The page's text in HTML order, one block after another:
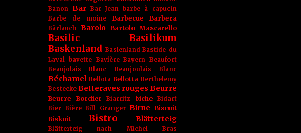
Banon Bar Bar Jean
barbe à capucin
Barbe de moine
Barbecue Barbera
Bärlauch Barolo Bartolo Mascarello
Basilic
Basilikum
Baskenland Baslenland Bastide du
Laval
bavette Bavière Bayern Beaufort
Beaujolais Blanc
Beaujoulais Blanc
Béchamel Bellota Bellotta Berthelemy
Bestecke Betteraves rouges Beurre
Beurre Bordier Biarritz biche
Bidart
Bier Bière Bill Granger Birne
Biscuit
Biskuit
Bistro Blätterteig
Blätterteig nach Michel Bras